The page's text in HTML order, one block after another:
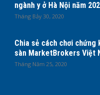
ngành y ở Hà Nội năm
Tháng Bảy 30, 2020
Chia sẻ cách chơi chứng
sàn MarketBrokers Việt
Tháng Năm 25, 2020